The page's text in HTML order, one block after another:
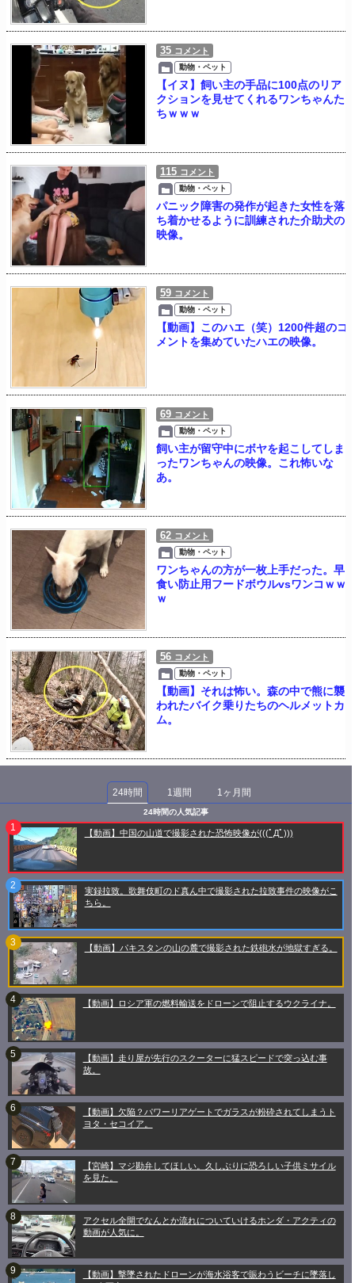
35 コメント
動物・ペット
【イヌ】飼い主の手品に100点のリア
クションを見せてくれるワンちゃんた
ちｗｗｗ
115 コメント
動物・ペット
パニック障害の発作が起きた女性を落
ち着かせるように訓練された介助犬の
映像。
59 コメント
動物・ペット
【動画】このハエ（笑）1200件超のコ
メントを集めていたハエの映像。
69 コメント
動物・ペット
飼い主が留守中にボヤを起こしてしま
ったワンちゃんの映像。これ怖いな
あ。
62 コメント
動物・ペット
ワンちゃんの方が一枚上手だった。早
食い防止用フードボウルvsワンコｗｗ
ｗ
56 コメント
動物・ペット
【動画】それは怖い。森の中で熊に襲
われたバイク乗りたちのヘルメットカ
ム。
24時間 1週間 1ヶ月間
24時間の人気記事
【動画】中国の山道で撮影された恐怖映像が(((ﾟДﾟ)))
実録拉致。歌舞伎町のド真ん中で撮影された拉致事件の映像がこ
ちら。
【動画】パキスタンの山の麓で撮影された鉄砲水が地獄すぎる。
【動画】ロシア軍の燃料輸送をドローンで阻止するウクライナ。
【動画】走り屋が先行のスクーターに猛スピードで突っ込む事
故。
【動画】欠陥？パワーリアゲートでガラスが粉砕されてしまうト
ヨタ・セコイア。
【宮崎】マジ勘弁してほしい。久しぶりに恐ろしい子供ミサイル
を見た。
アクセル全開でなんとか流れについていけるホンダ・アクティの
動画が人気に。
【動画】撃墜されたドローンが海水浴客で賑わうビーチに墜落し